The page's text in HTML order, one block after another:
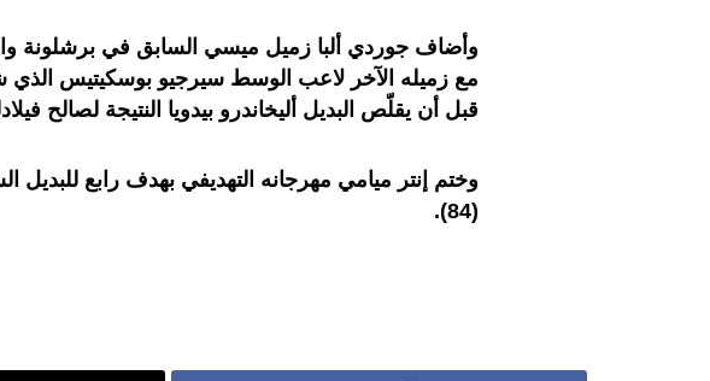
وأضاف جوردي ألبا زميل ميسي السابق في برشلونة
قبل أن يقلّص البديل أليخاندرو بيدويا النتيجة لصالح
وختم إنتر ميامي مهرجانه التهديفي بهدف رابع
(84).